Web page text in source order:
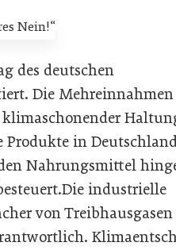
des deutschen
Die
in
Nahrungsmittel
industrielle
von